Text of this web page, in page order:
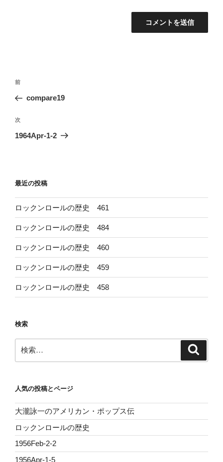
投
ナ
ビ
ゲ
ン
前
の
稿
前
compare19
次
の
次
1964Apr-1-2
最近の投稿
ロックンロールの歴史 461
ロックンロールの歴史 484
ロックンロールの歴史 460
ロックンロールの歴史 459
ロックンロールの歴史 458
検索
索:
人気の投稿とページ
大瀧詠一のアメリカン・ポップス伝
ロックンロールの歴史
1956Feb-2-2
1956Apr-1-5